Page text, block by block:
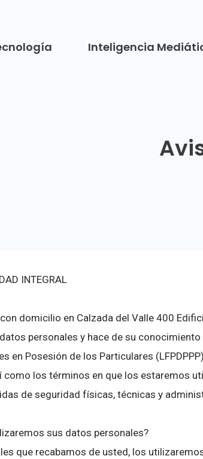
Inteligencia
INTEGRAL
domicilio en Calzada del Valle 400
personales y hace de su
en Posesión de los Particulares
como los términos en que los estaremos
de seguridad físicas, técnicas y
sus datos personales?
que recabamos de usted, los